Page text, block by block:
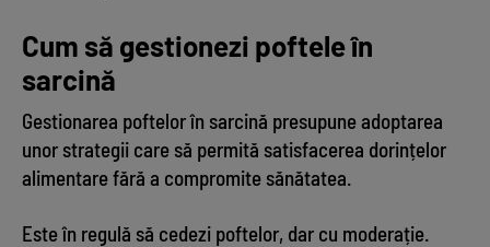
Cum să gestionezi poftele în
sarcină
Gestionarea poftelor în sarcină presupune adoptarea
unor strategii care să permită satisfacerea dorințelor
alimentare fără a compromite sănătatea.
Este în regulă să cedezi poftelor, dar cu moderație.